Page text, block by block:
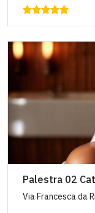
Palestra 02
Via Francesca da